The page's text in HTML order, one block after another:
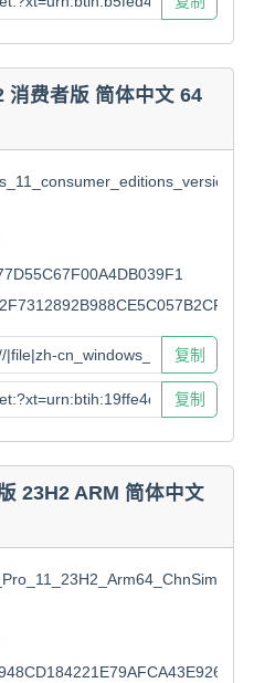
费者版 简体中文 64
复制
复制
23H2 ARM 简体中文